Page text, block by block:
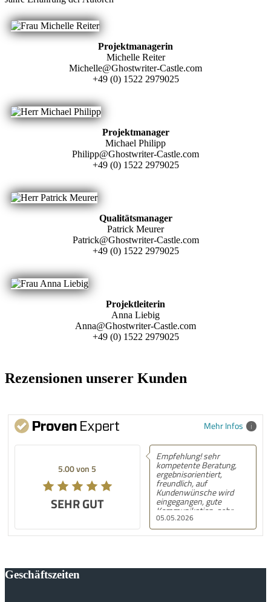
Projektmanagerin
Michelle Reiter
Michelle@Ghostwriter-Castle.com
+49 (0) 1522 2979025
Projektmanager
Michael Philipp
Philipp@Ghostwriter-Castle.com
+49 (0) 1522 2979025
Qualitätsmanager
Patrick Meurer
Patrick@Ghostwriter-Castle.com
+49 (0) 1522 2979025
Projektleiterin
Anna Liebig
Anna@Ghostwriter-Castle.com
+49 (0) 1522 2979025
Rezensionen unserer Kunden
Mehr Infos
5.00 von 5
SEHR GUT
05.05.2026
Empfehlung! sehr
kompetente Beratung,
ergebnisorientiert,
freundlich, auf
Kundenwünsche wird
eingegangen, gute
Kommunikation, sehr
gute Arbeit
Geschäftszeiten